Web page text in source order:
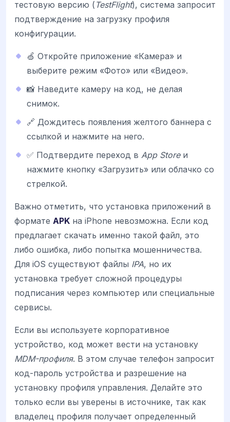
тестовую версию ( TestFlight), система запросит
подтверждение на загрузку профиля
конфигурации.
🍏 Откройте приложение «Камера» и
выберите режим «Фото» или «Видео».
📸 Наведите камеру на код, не делая
снимок.
🔗 Дождитесь появления желтого баннера с
ссылкой и нажмите на него.
✅ Подтвердите переход в App Storeи
нажмите кнопку «Загрузить» или облачко со
стрелкой.
Важно отметить, что установка приложений в
формате APK на iPhone невозможна. Если код
предлагает скачать именно такой файл, это
либо ошибка, либо попытка мошенничества.
Для iOS существуют файлы IPA, но их
установка требует сложной процедуры
подписания через компьютер или специальные
сервисы.
Если вы используете корпоративное
устройство, код может вести на установку
MDM-профиля. В этом случае телефон запросит
код-пароль устройства и разрешение на
установку профиля управления. Делайте это
только если вы уверены в источнике, так как
владелец профиля получает определенный